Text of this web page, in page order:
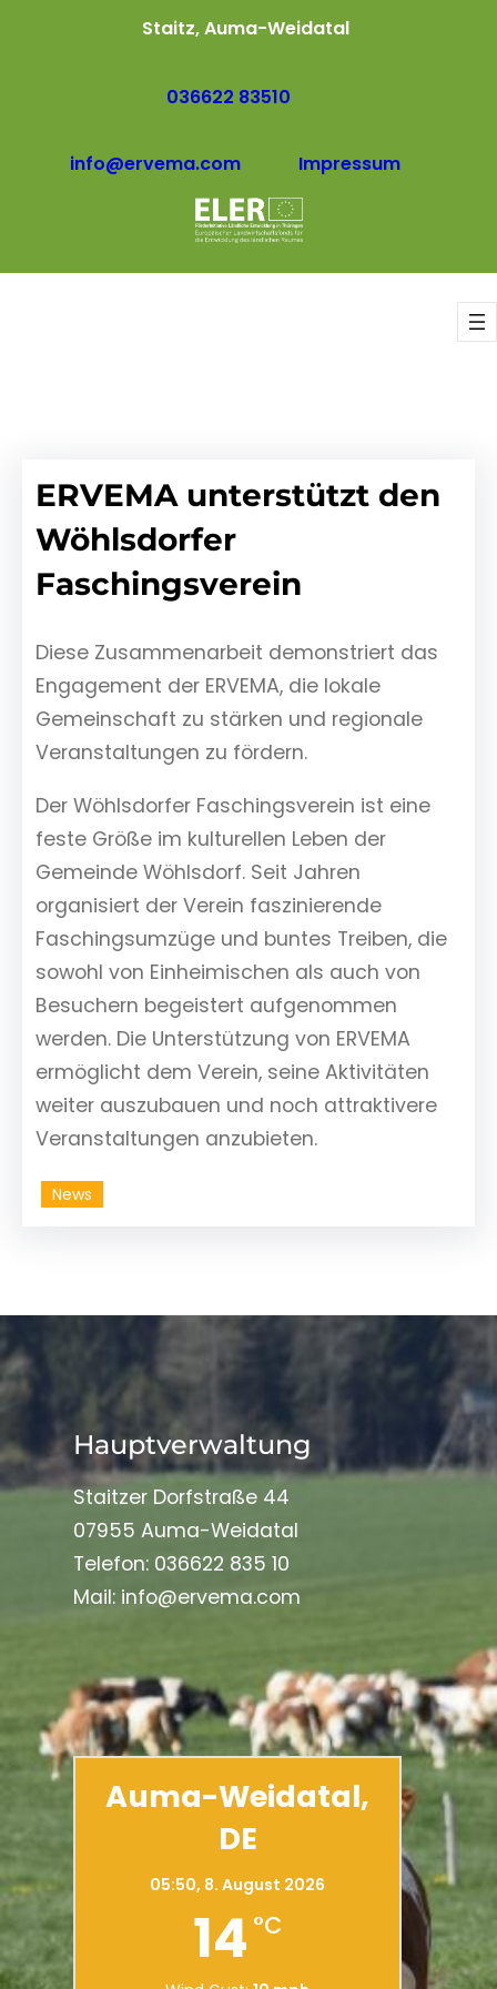
Staitz, Auma-Weidatal
036622 83510
info@ervema.com Impressum
ERVEMA unterstützt den
Wöhlsdorfer
Faschingsverein
Diese Zusammenarbeit demonstriert das
Engagement der ERVEMA, die lokale
Gemeinschaft zu stärken und regionale
Veranstaltungen zu fördern.
Der Wöhlsdorfer Faschingsverein ist eine
feste Größe im kulturellen Leben der
Gemeinde Wöhlsdorf. Seit Jahren
organisiert der Verein faszinierende
Faschingsumzüge und buntes Treiben, die
sowohl von Einheimischen als auch von
Besuchern begeistert aufgenommen
werden. Die Unterstützung von ERVEMA
ermöglicht dem Verein, seine Aktivitäten
weiter auszubauen und noch attraktivere
Veranstaltungen anzubieten.
News
Hauptverwaltung
Staitzer Dorfstraße 44
07955 Auma-Weidatal
Telefon: 036622 835 10
Mail: info@ervema.com
Auma-Weidatal,
DE
05:50, 8. August 2026
14 °C